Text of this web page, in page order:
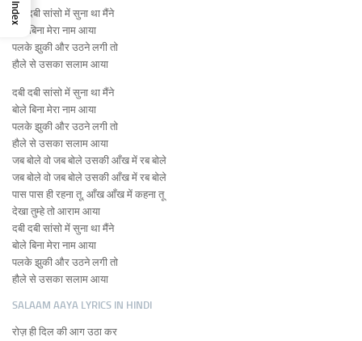
दबी दबी सांसो में सुना था मैंने
बोले बिना मेरा नाम आया
पलके झुकी और उठने लगी तो
हौले से उसका सलाम आया
दबी दबी सांसो में सुना था मैंने
बोले बिना मेरा नाम आया
पलके झुकी और उठने लगी तो
हौले से उसका सलाम आया
जब बोले वो जब बोले उसकी आँख में रब बोले
जब बोले वो जब बोले उसकी आँख में रब बोले
पास पास ही रहना तू, आँख आँख में कहना तू
देखा तुम्हे तो आराम आया
दबी दबी सांसो में सुना था मैंने
बोले बिना मेरा नाम आया
पलके झुकी और उठने लगी तो
हौले से उसका सलाम आया
SALAAM AAYA LYRICS IN HINDI
रोज़ ही दिल की आग उठा कर
Index